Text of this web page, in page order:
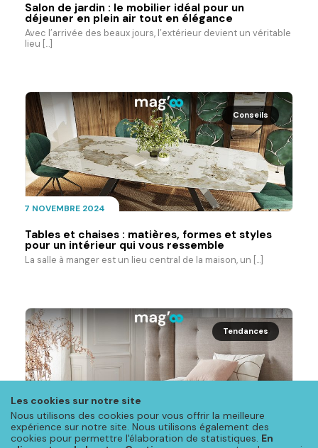
Les cookies sur notre site
Nous utilisons des cookies pour vous offrir la meilleure
expérience sur notre site. Nous utilisons également des
cookies pour permettre l'élaboration de statistiques. En
Salon de jardin : le mobilier idéal pour un
déjeuner en plein air tout en élégance
Avec l’arrivée des beaux jours, l’extérieur devient un véritable
lieu [...]
Conseils
7 NOVEMBRE 2024
Tables et chaises : matières, formes et styles
pour un intérieur qui vous ressemble
La salle à manger est un lieu central de la maison, un [...]
Tendances
8 JUILLET 2024